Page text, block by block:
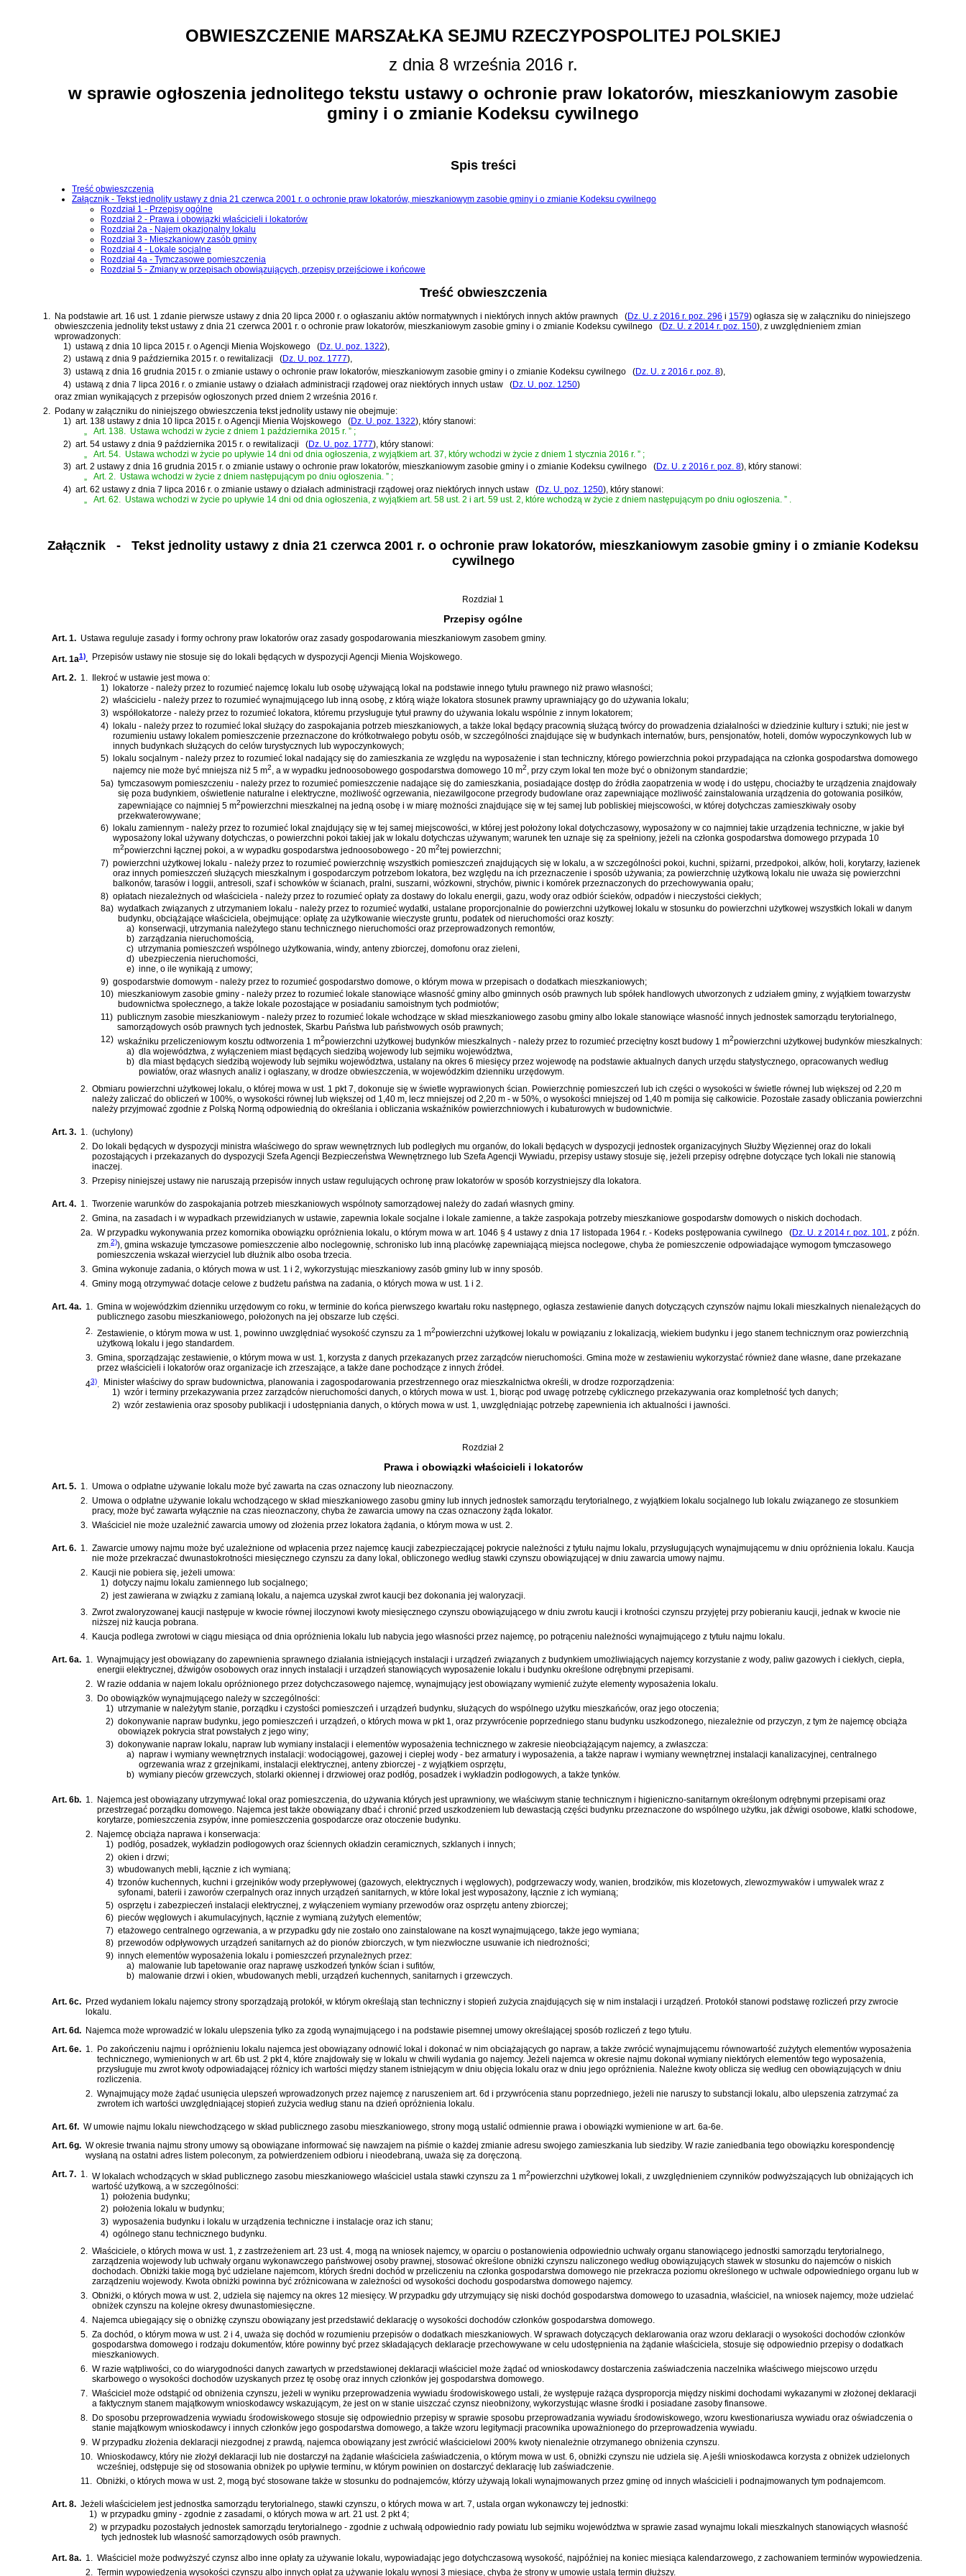
OBWIESZCZENIE MARSZAŁKA SEJMU RZECZYPOSPOLITEJ POLSKIEJ
z dnia 8 września 2016 r.
w sprawie ogłoszenia jednolitego tekstu ustawy o ochronie praw lokatorów, mieszkaniowym zasobie
gminy i o zmianie Kodeksu cywilnego
Spis treści
Treść obwieszczenia
Załącznik - Tekst jednolity ustawy z dnia 21 czerwca 2001 r. o ochronie praw lokatorów, mieszkaniowym zasobie gminy i o zmianie Kodeksu cywilnego
Rozdział 1 - Przepisy ogólne
Rozdział 2 - Prawa i obowiązki właścicieli i lokatorów
Rozdział 2a - Najem okazjonalny lokalu
Rozdział 3 - Mieszkaniowy zasób gminy
Rozdział 4 - Lokale socjalne
Rozdział 4a - Tymczasowe pomieszczenia
Rozdział 5 - Zmiany w przepisach obowiązujących, przepisy przejściowe i końcowe
Treść obwieszczenia
1. Na podstawie art. 16 ust. 1 zdanie pierwsze ustawy z dnia 20 lipca 2000 r. o ogłaszaniu aktów normatywnych i niektórych innych aktów prawnych (Dz. U. z 2016 r. poz. 296 i 1579) ogłasza się w załączniku do niniejszego
obwieszczenia jednolity tekstustawy z dnia 21 czerwca 2001 r. o ochronie praw lokatorów, mieszkaniowym zasobie gminy i o zmianie Kodeksu cywilnego (Dz. U. z 2014 r. poz. 150), z uwzględnieniem zmian
wprowadzonych:
1) ustawą z dnia 10 lipca 2015 r. o Agencji Mienia Wojskowego (Dz. U. poz. 1322),
2) ustawą z dnia 9 października 2015 r. o rewitalizacji (Dz. U. poz. 1777),
3) ustawą z dnia 16 grudnia 2015 r. o zmianie ustawy o ochronie praw lokatorów, mieszkaniowym zasobie gminy i o zmianie Kodeksu cywilnego (Dz. U. z 2016 r. poz. 8),
4) ustawą z dnia 7 lipca 2016 r. o zmianie ustawy o działach administracji rządowej oraz niektórych innych ustaw (Dz. U. poz. 1250)
oraz zmian wynikających z przepisów ogłoszonych przed dniem 2 września 2016 r.
2. Podany w załączniku do niniejszego obwieszczenia tekst jednolity ustawy nie obejmuje:
1) art. 138 ustawy z dnia 10 lipca 2015 r. o Agencji Mienia Wojskowego (Dz. U. poz. 1322), który stanowi:
„
Art. 138. Ustawa wchodzi w życie z dniem 1 października 2015 r. ” ;
2) art. 54 ustawy z dnia 9 października 2015 r. o rewitalizacji (Dz. U. poz. 1777) , który stanowi:
Art. 54. Ustawa wchodzi w życie po upływie 14 dni od dnia ogłoszenia, z wyjątkiem art. 37, który wchodzi w życie z dniem 1 stycznia 2016 r. ” ;
3) art. 2 ustawy z dnia 16 grudnia 2015 r. o zmianie ustawy o ochronie praw lokatorów, mieszkaniowym zasobie gminy i o zmianie Kodeksu cywilnego (Dz. U. z 2016 r. poz. 8), który stanowi:
„
Art. 2. Ustawa wchodzi w życie z dniem następującym po dniu ogłoszenia. ” ;
4) art. 62 ustawy z dnia 7 lipca 2016 r. o zmianie ustawy o działach administracji rządowej oraz niektórych innych ustaw (Dz. U. poz. 1250), który stanowi:
„
Art. 62. Ustawa wchodzi w życie po upływie 14 dni od dnia ogłoszenia, z wyjątkiem art. 58 ust. 2 i art. 59 ust. 2, które wchodzą w życie z dniem następującym po dniu ogłoszenia. ” .
Załącznik - Tekst jednolity ustawy z dnia 21 czerwca 2001 r. o ochronie praw lokatorów, mieszkaniowym zasobie gminy i o zmianie Kodeksu
cywilnego
Rozdział 1
Przepisy ogólne
Art. 1. Ustawa reguluje zasady i formy ochrony praw lokatorów oraz zasady gospodarowania mieszkaniowym zasobem gminy.
Art. 1a1). Przepisów ustawy nie stosuje się do lokali będących w dyspozycji Agencji Mienia Wojskowego.
Art. 2. 1.
Ilekroć w ustawie jest mowa o:
1) lokatorze - należy przez to rozumieć najemcę lokalu lub osobę używającą lokal na podstawie innego tytułu prawnego niż prawo własności;
2) właścicielu - należy przez to rozumieć wynajmującego lub inną osobę, z którą wiąże lokatora stosunek prawny uprawniający go do używania lokalu;
3) współlokatorze - należy przez to rozumieć lokatora, któremu przysługuje tytuł prawny do używania lokalu wspólnie z innym lokatorem;
4) lokalu - należy przez to rozumieć lokal służący do zaspokajania potrzeb mieszkaniowych, a także lokal będący pracownią służącą twórcy do prowadzenia działalności w dziedzinie kultury i sztuki; nie jest w
rozumieniu ustawy lokalem pomieszczenie przeznaczone do krótkotrwałego pobytu osób, w szczególności znajdujące się w budynkach internatów, burs, pensjonatów, hoteli, domów wypoczynkowych lub w
innych budynkach służących do celów turystycznych lub wypoczynkowych;
5)
lokalu socjalnym - należy przez to rozumieć lokal nadający się do zamieszkania ze względu na wyposażenie i stan techniczny, którego powierzchnia pokoi przypadająca na członka gospodarstwa domowego
najemcy nie może być mniejsza niż 5 m2, a w wypadku jednoosobowego gospodarstwa domowego 10 m2, przy czym lokal ten może być o obniżonym standardzie;
5a) tymczasowym pomieszczeniu - należy przez to rozumieć pomieszczenie nadające się do zamieszkania, posiadające dostęp do źródła zaopatrzenia w wodę i do ustępu, chociażby te urządzenia znajdowały
się poza budynkiem, oświetlenie naturalne i elektryczne, możliwość ogrzewania, niezawilgocone przegrody budowlane oraz zapewniające możliwość zainstalowania urządzenia do gotowania posiłków,
zapewniające co najmniej 5 m2powierzchni mieszkalnej na jedną osobę i w miarę możności znajdujące się w tej samej lub pobliskiej miejscowości, w której dotychczas zamieszkiwały osoby
przekwaterowywane;
6)
lokalu zamiennym - należy przez to rozumieć lokal znajdujący się w tej samej miejscowości, w której jest położony lokal dotychczasowy, wyposażony w co najmniej takie urządzenia techniczne, w jakie był
wyposażony lokal używany dotychczas, o powierzchni pokoi takiej jak w lokalu dotychczas używanym; warunek ten uznaje się za spełniony, jeżeli na członka gospodarstwa domowego przypada 10
m2powierzchni łącznej pokoi, a w wypadku gospodarstwa jednoosobowego - 20 m2tej powierzchni;
7) powierzchni użytkowej lokalu - należy przez to rozumieć powierzchnię wszystkich pomieszczeń znajdujących się w lokalu, a w szczególności pokoi, kuchni, spiżarni, przedpokoi, alków, holi, korytarzy, łazienek
oraz innych pomieszczeń służących mieszkalnym i gospodarczym potrzebom lokatora, bez względu na ich przeznaczenie i sposób używania; za powierzchnię użytkową lokalu nie uważa się powierzchni
balkonów, tarasów i loggii, antresoli, szaf i schowków w ścianach, pralni, suszarni, wózkowni, strychów, piwnic i komórek przeznaczonych do przechowywania opału;
8) opłatach niezależnych od właściciela - należy przez to rozumieć opłaty za dostawy do lokalu energii, gazu, wody oraz odbiór ścieków, odpadów i nieczystości ciekłych;
8a) wydatkach związanych z utrzymaniem lokalu - należy przez to rozumieć wydatki, ustalane proporcjonalnie do powierzchni użytkowej lokalu w stosunku do powierzchni użytkowej wszystkich lokali w danym
budynku, obciążające właściciela, obejmujące: opłatę za użytkowanie wieczyste gruntu, podatek od nieruchomości oraz koszty:
a) konserwacji, utrzymania należytego stanu technicznego nieruchomości oraz przeprowadzonych remontów,
b) zarządzania nieruchomością,
c) utrzymania pomieszczeń wspólnego użytkowania, windy, anteny zbiorczej, domofonu oraz zieleni,
d) ubezpieczenia nieruchomości,
e) inne, o ile wynikają z umowy;
9) gospodarstwie domowym - należy przez to rozumieć gospodarstwo domowe, o którym mowa w przepisach o dodatkach mieszkaniowych;
10) mieszkaniowym zasobie gminy - należy przez to rozumieć lokale stanowiące własność gminy albo gminnych osób prawnych lub spółek handlowych utworzonych z udziałem gminy, z wyjątkiem towarzystw
budownictwa społecznego, a także lokale pozostające w posiadaniu samoistnym tych podmiotów;
11) publicznym zasobie mieszkaniowym - należy przez to rozumieć lokale wchodzące w skład mieszkaniowego zasobu gminy albo lokale stanowiące własność innych jednostek samorządu terytorialnego,
samorządowych osób prawnych tych jednostek, Skarbu Państwa lub państwowych osób prawnych;
12) wskaźniku przeliczeniowym kosztu odtworzenia 1 m2powierzchni użytkowej budynków mieszkalnych - należy przez to rozumieć przeciętny koszt budowy 1 m2powierzchni użytkowej budynków mieszkalnych:
a) dla województwa, z wyłączeniem miast będących siedzibą wojewody lub sejmiku województwa,
b) dla miast będących siedzibą wojewody lub sejmiku województwa, ustalany na okres 6 miesięcy przez wojewodę na podstawie aktualnych danych urzędu statystycznego, opracowanych według
powiatów, oraz własnych analiz i ogłaszany, w drodze obwieszczenia, w wojewódzkim dzienniku urzędowym.
2. Obmiaru powierzchni użytkowej lokalu, o której mowa w ust. 1 pkt 7, dokonuje się w świetle wyprawionych ścian. Powierzchnię pomieszczeń lub ich części o wysokości w świetle równej lub większej od 2,20 m
należy zaliczać do obliczeń w 100%, o wysokości równej lub większej od 1,40 m, lecz mniejszej od 2,20 m - w 50%, o wysokości mniejszej od 1,40 m pomija się całkowicie. Pozostałe zasady obliczania powierzchni
należy przyjmować zgodnie z Polską Normą odpowiednią do określania i obliczania wskaźników powierzchniowych i kubaturowych w budownictwie.
Art. 3. 1. (uchylony)
2. Do lokali będących w dyspozycji ministra właściwego do spraw wewnętrznych lub podległych mu organów, do lokali będących w dyspozycji jednostek organizacyjnych Służby Więziennej oraz do lokali
pozostających i przekazanych do dyspozycji Szefa Agencji Bezpieczeństwa Wewnętrznego lub Szefa Agencji Wywiadu, przepisy ustawy stosuje się, jeżeli przepisy odrębne dotyczące tych lokali nie stanowią
inaczej.
3. Przepisy niniejszej ustawy nie naruszają przepisów innych ustaw regulujących ochronę praw lokatorów w sposób korzystniejszy dla lokatora.
Art. 4. 1. Tworzenie warunków do zaspokajania potrzeb mieszkaniowych wspólnoty samorządowej należy do zadań własnych gminy.
2. Gmina, na zasadach i w wypadkach przewidzianych w ustawie, zapewnia lokale socjalne i lokale zamienne, a także zaspokaja potrzeby mieszkaniowe gospodarstw domowych o niskich dochodach.
2a. W przypadku wykonywania przez komornika obowiązku opróżnienia lokalu, o którym mowa w art. 1046 § 4 ustawy z dnia 17 listopada 1964 r. - Kodeks postępowania cywilnego (Dz. U. z 2014 r. poz. 101, z późn.
zm.2)), gmina wskazuje tymczasowe pomieszczenie albo noclegownię, schronisko lub inną placówkę zapewniającą miejsca noclegowe, chyba że pomieszczenie odpowiadające wymogom tymczasowego
pomieszczenia wskazał wierzyciel lub dłużnik albo osoba trzecia.
3. Gmina wykonuje zadania, o których mowa w ust. 1 i 2, wykorzystując mieszkaniowy zasób gminy lub w inny sposób.
4. Gminy mogą otrzymywać dotacje celowe z budżetu państwa na zadania, o których mowa w ust. 1 i 2.
Art. 4a. 1. Gmina w wojewódzkim dzienniku urzędowym co roku, w terminie do końca pierwszego kwartału roku następnego, ogłasza zestawienie danych dotyczących czynszów najmu lokali mieszkalnych nienależących do
publicznego zasobu mieszkaniowego, położonych na jej obszarze lub części.
2. Zestawienie, o którym mowa w ust. 1, powinno uwzględniać wysokość czynszu za 1 m2powierzchni użytkowej lokalu w powiązaniu z lokalizacją, wiekiem budynku i jego stanem technicznym oraz powierzchnią
użytkową lokalu i jego standardem.
3. Gmina, sporządzając zestawienie, o którym mowa w ust. 1, korzysta z danych przekazanych przez zarządców nieruchomości. Gmina może w zestawieniu wykorzystać również dane własne, dane przekazane
przez właścicieli i lokatorów oraz organizacje ich zrzeszające, a także dane pochodzące z innych źródeł.
43). Minister właściwy do spraw budownictwa, planowania i zagospodarowania przestrzennego oraz mieszkalnictwa określi, w drodze rozporządzenia:
1) wzór i terminy przekazywania przez zarządców nieruchomości danych, o których mowa w ust. 1, biorąc pod uwagę potrzebę cyklicznego przekazywania oraz kompletność tych danych;
2) wzór zestawienia oraz sposoby publikacji i udostępniania danych, o których mowa w ust. 1, uwzględniając potrzebę zapewnienia ich aktualności i jawności.
Rozdział 2
Prawa i obowiązki właścicieli i lokatorów
Art. 5. 1. Umowa o odpłatne używanie lokalu może być zawarta na czas oznaczony lub nieoznaczony.
2. Umowa o odpłatne używanie lokalu wchodzącego w skład mieszkaniowego zasobu gminy lub innych jednostek samorządu terytorialnego, z wyjątkiem lokalu socjalnego lub lokalu związanego ze stosunkiem
pracy, może być zawarta wyłącznie na czas nieoznaczony, chyba że zawarcia umowy na czas oznaczony żąda lokator.
3. Właściciel nie może uzależnić zawarcia umowy od złożenia przez lokatora żądania, o którym mowa w ust. 2.
Art. 6. 1. Zawarcie umowy najmu może być uzależnione od wpłacenia przez najemcę kaucji zabezpieczającej pokrycie należności z tytułu najmu lokalu, przysługujących wynajmującemu w dniu opróżnienia lokalu. Kaucja
nie może przekraczać dwunastokrotności miesięcznego czynszu za dany lokal, obliczonego według stawki czynszu obowiązującej w dniu zawarcia umowy najmu.
2. Kaucji nie pobiera się, jeżeli umowa:
1) dotyczy najmu lokalu zamiennego lub socjalnego;
2) jest zawierana w związku z zamianą lokalu, a najemca uzyskał zwrot kaucji bez dokonania jej waloryzacji.
3. Zwrot zwaloryzowanej kaucji następuje w kwocie równej iloczynowi kwoty miesięcznego czynszu obowiązującego w dniu zwrotu kaucji i krotności czynszu przyjętej przy pobieraniu kaucji, jednak w kwocie nie
niższej niż kaucja pobrana.
4. Kaucja podlega zwrotowi w ciągu miesiąca od dnia opróżnienia lokalu lub nabycia jego własności przez najemcę, po potrąceniu należności wynajmującego z tytułu najmu lokalu.
Art. 6a. 1. Wynajmujący jest obowiązany do zapewnienia sprawnego działania istniejących instalacji i urządzeń związanych z budynkiem umożliwiających najemcy korzystanie z wody, paliw gazowych i ciekłych, ciepła,
energii elektrycznej, dźwigów osobowych oraz innych instalacji i urządzeń stanowiących wyposażenie lokalu i budynku określone odrębnymi przepisami.
2. W razie oddania w najem lokalu opróżnionego przez dotychczasowego najemcę, wynajmujący jest obowiązany wymienić zużyte elementy wyposażenia lokalu.
3. Do obowiązków wynajmującego należy w szczególności:
1) utrzymanie w należytym stanie, porządku i czystości pomieszczeń i urządzeń budynku, służących do wspólnego użytku mieszkańców, oraz jego otoczenia;
2) dokonywanie napraw budynku, jego pomieszczeń i urządzeń, o których mowa w pkt 1, oraz przywrócenie poprzedniego stanu budynku uszkodzonego, niezależnie od przyczyn, z tym że najemcę obciąża
obowiązek pokrycia strat powstałych z jego winy;
3) dokonywanie napraw lokalu, napraw lub wymiany instalacji i elementów wyposażenia technicznego w zakresie nieobciążającym najemcy, a zwłaszcza:
a) napraw i wymiany wewnętrznych instalacji: wodociągowej, gazowej i ciepłej wody - bez armatury i wyposażenia, a także napraw i wymiany wewnętrznej instalacji kanalizacyjnej, centralnego
ogrzewania wraz z grzejnikami, instalacji elektrycznej, anteny zbiorczej - z wyjątkiem osprzętu,
b) wymiany pieców grzewczych, stolarki okiennej i drzwiowej oraz podłóg, posadzek i wykładzin podłogowych, a także tynków.
Art. 6b. 1. Najemca jest obowiązany utrzymywać lokal oraz pomieszczenia, do używania których jest uprawniony, we właściwym stanie technicznym i higieniczno-sanitarnym określonym odrębnymi przepisami oraz
przestrzegać porządku domowego. Najemca jest także obowiązany dbać i chronić przed uszkodzeniem lub dewastacją części budynku przeznaczone do wspólnego użytku, jak dźwigi osobowe, klatki schodowe,
korytarze, pomieszczenia zsypów, inne pomieszczenia gospodarcze oraz otoczenie budynku.
2. Najemcę obciąża naprawa i konserwacja:
1) podłóg, posadzek, wykładzin podłogowych oraz ściennych okładzin ceramicznych, szklanych i innych;
2) okien i drzwi;
3) wbudowanych mebli, łącznie z ich wymianą;
4) trzonów kuchennych, kuchni i grzejników wody przepływowej (gazowych, elektrycznych i węglowych), podgrzewaczy wody, wanien, brodzików, mis klozetowych, zlewozmywaków i umywalek wraz z
syfonami, baterii i zaworów czerpalnych oraz innych urządzeń sanitarnych, w które lokal jest wyposażony, łącznie z ich wymianą;
5) osprzętu i zabezpieczeń instalacji elektrycznej, z wyłączeniem wymiany przewodów oraz osprzętu anteny zbiorczej;
6) pieców węglowych i akumulacyjnych, łącznie z wymianą zużytych elementów;
7) etażowego centralnego ogrzewania, a w przypadku gdy nie zostało ono zainstalowane na koszt wynajmującego, także jego wymiana;
8) przewodów odpływowych urządzeń sanitarnych aż do pionów zbiorczych, w tym niezwłoczne usuwanie ich niedrożności;
9) innych elementów wyposażenia lokalu i pomieszczeń przynależnych przez:
a) malowanie lub tapetowanie oraz naprawę uszkodzeń tynków ścian i sufitów,
b) malowanie drzwi i okien, wbudowanych mebli, urządzeń kuchennych, sanitarnych i grzewczych.
Art. 6c. Przed wydaniem lokalu najemcy strony sporządzają protokół, w którym określają stan techniczny i stopień zużycia znajdujących się w nim instalacji i urządzeń. Protokół stanowi podstawę rozliczeń przy zwrocie
lokalu.
Art. 6d. Najemca może wprowadzić w lokalu ulepszenia tylko za zgodą wynajmującego i na podstawie pisemnej umowy określającej sposób rozliczeń z tego tytułu.
Art. 6e. 1.
Po zakończeniu najmu i opróżnieniu lokalu najemca jest obowiązany odnowić lokal i dokonać w nim obciążających go napraw, a także zwrócić wynajmującemu równowartość zużytych elementów wyposażenia
technicznego, wymienionych w art. 6b ust. 2 pkt 4, które znajdowały się w lokalu w chwili wydania go najemcy. Jeżeli najemca w okresie najmu dokonał wymiany niektórych elementów tego wyposażenia,
przysługuje mu zwrot kwoty odpowiadającej różnicy ich wartości między stanem istniejącym w dniu objęcia lokalu oraz w dniu jego opróżnienia. Należne kwoty oblicza się według cen obowiązujących w dniu
rozliczenia.
2.
Wynajmujący może żądać usunięcia ulepszeń wprowadzonych przez najemcę z naruszeniem art. 6d i przywrócenia stanu poprzedniego, jeżeli nie naruszy to substancji lokalu, albo ulepszenia zatrzymać za
zwrotem ich wartości uwzględniającej stopień zużycia według stanu na dzień opróżnienia lokalu.
Art. 6f. W umowie najmu lokalu niewchodzącego w skład publicznego zasobu mieszkaniowego, strony mogą ustalić odmiennie prawa i obowiązki wymienione w art. 6a-6e.
Art. 6g. W okresie trwania najmu strony umowy są obowiązane informować się nawzajem na piśmie o każdej zmianie adresu swojego zamieszkania lub siedziby. W razie zaniedbania tego obowiązku korespondencję
wysłaną na ostatni adres listem poleconym, za potwierdzeniem odbioru i nieodebraną, uważa się za doręczoną.
Art. 7. 1. W lokalach wchodzących w skład publicznego zasobu mieszkaniowego właściciel ustala stawki czynszu za 1 m2powierzchni użytkowej lokali, z uwzględnieniem czynników podwyższających lub obniżających ich
wartość użytkową, a w szczególności:
1) położenia budynku;
2) położenia lokalu w budynku;
3) wyposażenia budynku i lokalu w urządzenia techniczne i instalacje oraz ich stanu;
4) ogólnego stanu technicznego budynku.
2. Właściciele, o których mowa w ust. 1, z zastrzeżeniem art. 23 ust. 4, mogą na wniosek najemcy, w oparciu o postanowienia odpowiednio uchwały organu stanowiącego jednostki samorządu terytorialnego,
zarządzenia wojewody lub uchwały organu wykonawczego państwowej osoby prawnej, stosować określone obniżki czynszu naliczonego według obowiązujących stawek w stosunku do najemców o niskich
dochodach. Obniżki takie mogą być udzielane najemcom, których średni dochód w przeliczeniu na członka gospodarstwa domowego nie przekracza poziomu określonego w uchwale odpowiedniego organu lub w
zarządzeniu wojewody. Kwota obniżki powinna być zróżnicowana w zależności od wysokości dochodu gospodarstwa domowego najemcy.
3. Obniżki, o których mowa w ust. 2, udziela się najemcy na okres 12 miesięcy. W przypadku gdy utrzymujący się niski dochód gospodarstwa domowego to uzasadnia, właściciel, na wniosek najemcy, może udzielać
obniżek czynszu na kolejne okresy dwunastomiesięczne.
4. Najemca ubiegający się o obniżkę czynszu obowiązany jest przedstawić deklarację o wysokości dochodów członków gospodarstwa domowego.
5. Za dochód, o którym mowa w ust. 2 i 4, uważa się dochód w rozumieniu przepisów o dodatkach mieszkaniowych. W sprawach dotyczących deklarowania oraz wzoru deklaracji o wysokości dochodów członków
gospodarstwa domowego i rodzaju dokumentów, które powinny być przez składających deklaracje przechowywane w celu udostępnienia na żądanie właściciela, stosuje się odpowiednio przepisy o dodatkach
mieszkaniowych.
6. W razie wątpliwości, co do wiarygodności danych zawartych w przedstawionej deklaracji właściciel może żądać od wnioskodawcy dostarczenia zaświadczenia naczelnika właściwego miejscowo urzędu
skarbowego o wysokości dochodów uzyskanych przez tę osobę oraz innych członków jej gospodarstwa domowego.
7. Właściciel może odstąpić od obniżenia czynszu, jeżeli w wyniku przeprowadzenia wywiadu środowiskowego ustali, że występuje rażąca dysproporcja między niskimi dochodami wykazanymi w złożonej deklaracji
a faktycznym stanem majątkowym wnioskodawcy wskazującym, że jest on w stanie uiszczać czynsz nieobniżony, wykorzystując własne środki i posiadane zasoby finansowe.
8. Do sposobu przeprowadzenia wywiadu środowiskowego stosuje się odpowiednio przepisy w sprawie sposobu przeprowadzania wywiadu środowiskowego, wzoru kwestionariusza wywiadu oraz oświadczenia o
stanie majątkowym wnioskodawcy i innych członków jego gospodarstwa domowego, a także wzoru legitymacji pracownika upoważnionego do przeprowadzenia wywiadu.
9. W przypadku złożenia deklaracji niezgodnej z prawdą, najemca obowiązany jest zwrócić właścicielowi 200% kwoty nienależnie otrzymanego obniżenia czynszu.
10. Wnioskodawcy, który nie złożył deklaracji lub nie dostarczył na żądanie właściciela zaświadczenia, o którym mowa w ust. 6, obniżki czynszu nie udziela się. A jeśli wnioskodawca korzysta z obniżek udzielonych
wcześniej, odstępuje się od stosowania obniżek po upływie terminu, w którym powinien on dostarczyć deklarację lub zaświadczenie.
11. Obniżki, o których mowa w ust. 2, mogą być stosowane także w stosunku do podnajemców, którzy używają lokali wynajmowanych przez gminę od innych właścicieli i podnajmowanych tym podnajemcom.
Art. 8. Jeżeli właścicielem jest jednostka samorządu terytorialnego, stawki czynszu, o których mowa w art. 7, ustala organ wykonawczy tej jednostki:
1) w przypadku gminy - zgodnie z zasadami, o których mowa w art. 21 ust. 2 pkt 4;
2) w przypadku pozostałych jednostek samorządu terytorialnego - zgodnie z uchwałą odpowiednio rady powiatu lub sejmiku województwa w sprawie zasad wynajmu lokali mieszkalnych stanowiących własność
tych jednostek lub własność samorządowych osób prawnych.
Art. 8a. 1. Właściciel może podwyższyć czynsz albo inne opłaty za używanie lokalu, wypowiadając jego dotychczasową wysokość, najpóźniej na koniec miesiąca kalendarzowego, z zachowaniem terminów wypowiedzenia.
2. Termin wypowiedzenia wysokości czynszu albo innych opłat za używanie lokalu wynosi 3 miesiące, chyba że strony w umowie ustalą termin dłuższy.